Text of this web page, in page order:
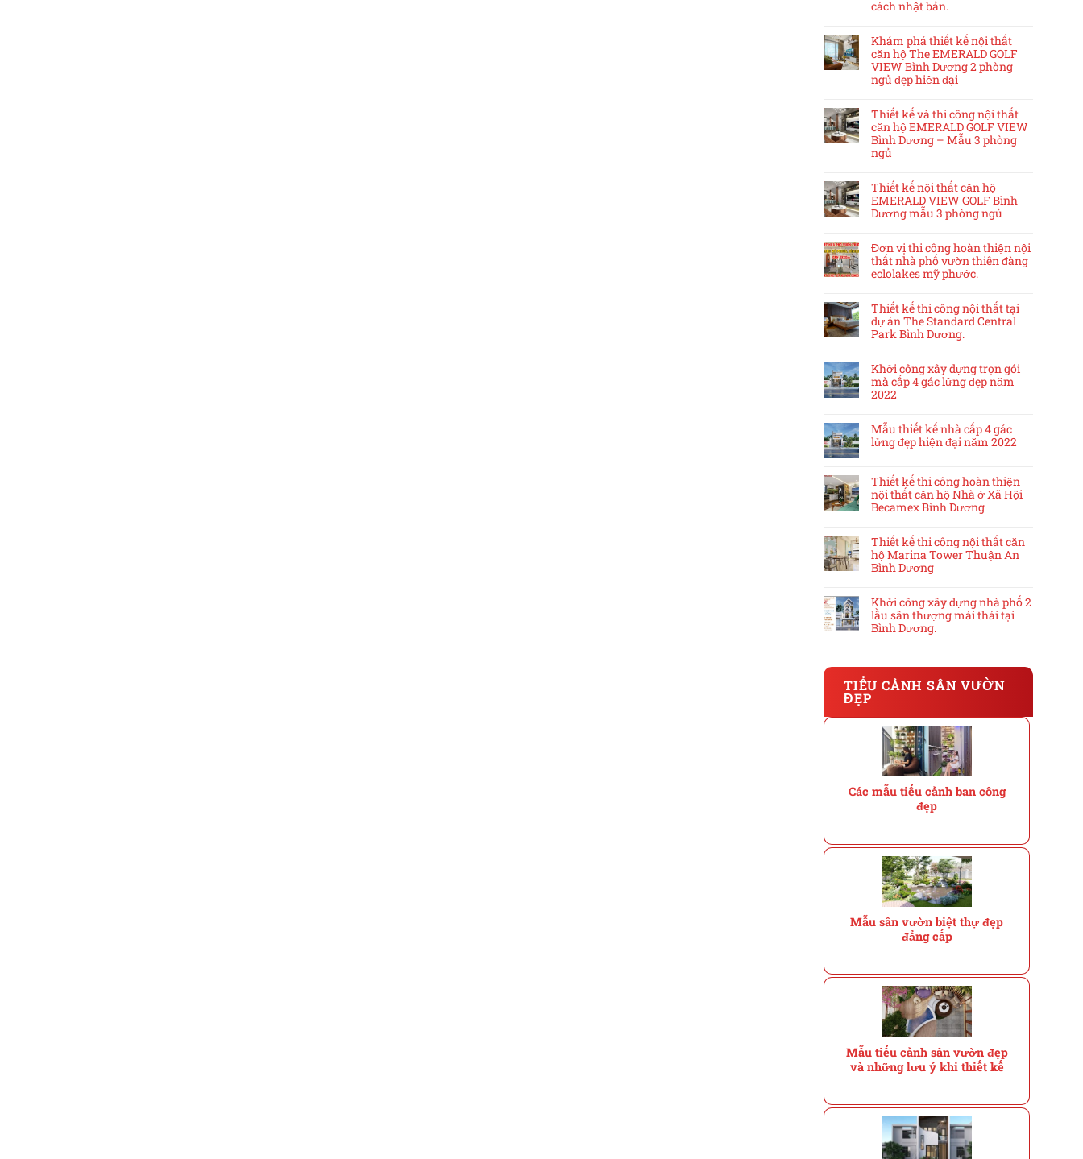
cách nhật bản.
Khám phá thiết kế nội thất
căn hộ The EMERALD GOLF
VIEW Bình Dương 2 phòng
ngủ đẹp hiện đại
Thiết kế và thi công nội thất
căn hộ EMERALD GOLF VIEW
Bình Dương – Mẫu 3 phòng
ngủ
Thiết kế nội thất căn hộ
EMERALD VIEW GOLF Bình
Dương mẫu 3 phòng ngủ
Đơn vị thi công hoàn thiện nội
thất nhà phố vườn thiên đàng
eclolakes mỹ phước.
Thiết kế thi công nội thất tại
dự án The Standard Central
Park Bình Dương.
Khởi công xây dựng trọn gói
mà cấp 4 gác lửng đẹp năm
2022
Mẫu thiết kế nhà cấp 4 gác
lửng đẹp hiện đại năm 2022
Thiết kế thi công hoàn thiện
nội thất căn hộ Nhà ở Xã Hội
Becamex Bình Dương
Thiết kế thi công nội thất căn
hộ Marina Tower Thuận An
Bình Dương
Khởi công xây dựng nhà phố 2
lầu sân thượng mái thái tại
Bình Dương.
TIỂU CẢNH SÂN VƯỜN
ĐẸP
Các mẫu tiểu cảnh ban công
đẹp
Mẫu sân vườn biệt thự đẹp
đẳng cấp
Mẫu tiểu cảnh sân vườn đẹp
và những lưu ý khi thiết kế